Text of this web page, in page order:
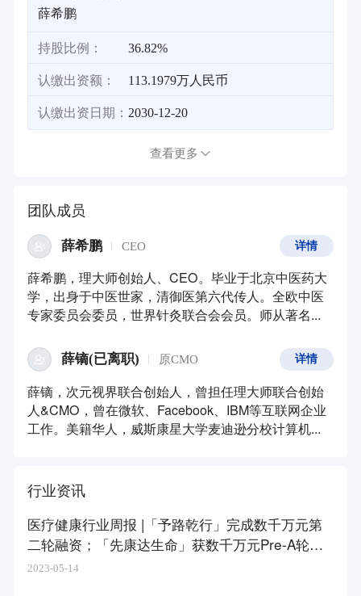
薛希鹏
持股比例： 36.82%
认缴出资额： 113.1979万人民币
认缴出资日期： 2030-12-20
查看更多
团队成员
薛希鹏 CEO
薛希鹏，理大师创始人、CEO。毕业于北京中医药大
学，出身于中医世家，清御医第六代传人。全欧中医
专家委员会委员，世界针灸联合会会员。师从著名...
详情
薛镝(已离职) 原CMO
薛镝，次元视界联合创始人，曾担任理大师联合创始
人&CMO，曾在微软、Facebook、IBM等互联网企业
工作。美籍华人，威斯康星大学麦迪逊分校计算机...
详情
行业资讯
医疗健康行业周报 |「予路乾行」完成数千万元第
二轮融资；「先康达生命」获数千万元Pre-A轮融
资
2023-05-14